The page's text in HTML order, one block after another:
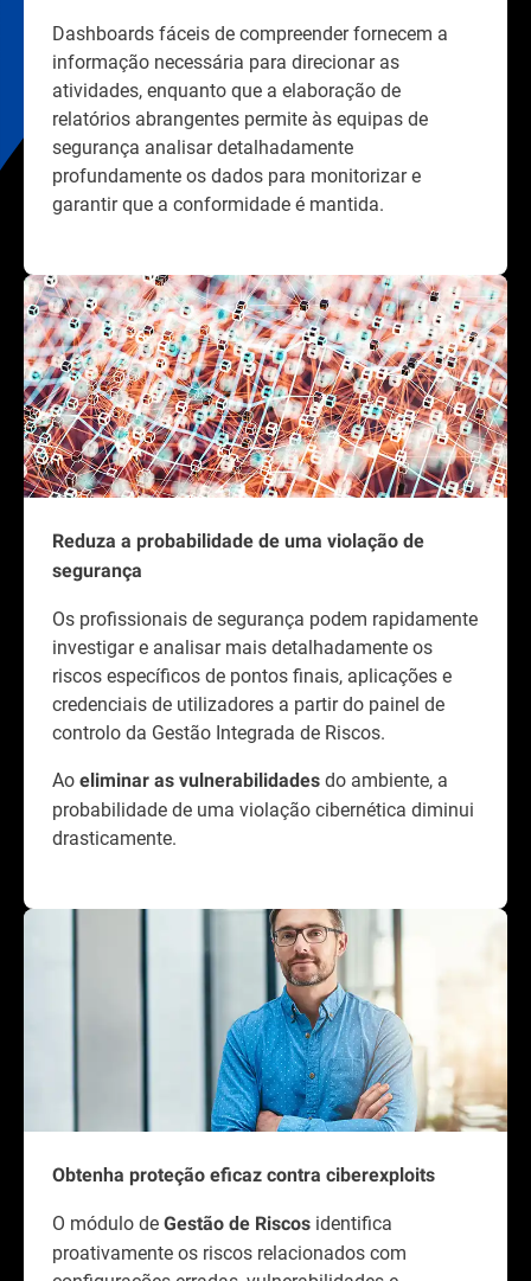
Dashboards fáceis de compreender fornecem a
informação necessária para direcionar as
atividades, enquanto que a elaboração de
relatórios abrangentes permite às equipas de
segurança analisar detalhadamente
profundamente os dados para monitorizar e
garantir que a conformidade é mantida.
Reduza a probabilidade de uma violação de
segurança
Os profissionais de segurança podem rapidamente
investigar e analisar mais detalhadamente os
riscos específicos de pontos finais, aplicações e
credenciais de utilizadores a partir do painel de
controlo da Gestão Integrada de Riscos.
Ao eliminar as vulnerabilidades do ambiente, a
probabilidade de uma violação cibernética diminui
drasticamente.
Obtenha proteção eficaz contra ciberexploits
O módulo de Gestão de Riscos identifica
proativamente os riscos relacionados com